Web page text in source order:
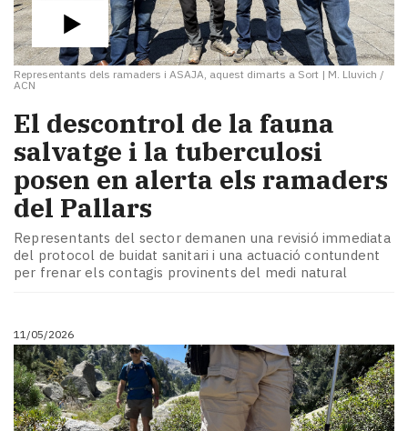
Representants dels ramaders i ASAJA, aquest dimarts a Sort | M. Lluvich /
ACN
El descontrol de la fauna
salvatge i la tuberculosi
posen en alerta els ramaders
del Pallars
Representants del sector demanen una revisió immediata
del protocol de buidat sanitari i una actuació contundent
per frenar els contagis provinents del medi natural
11/05/2026